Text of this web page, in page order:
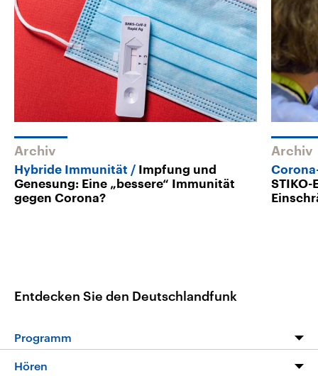
Archiv
Hybride Immunität
Impfung und
Genesung: Eine „bessere“ Immunität
gegen Corona?
Archiv
Entdecken Sie den Deutschlandfunk
Programm
Hören